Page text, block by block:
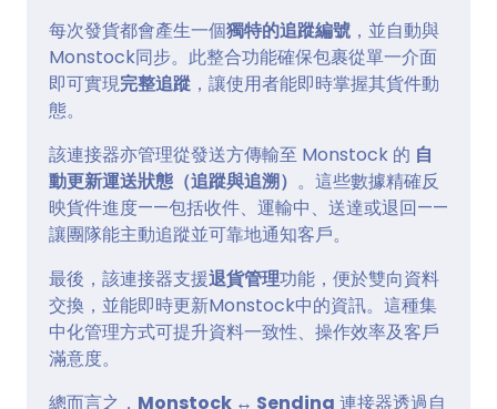
每次發貨都會產生一個獨特的追蹤編號 ，並自動與
Monstock同步。此整合功能確保包裹從單一介面
即可實現完整追蹤 ，讓使用者能即時掌握其貨件動
態。
該連接器亦管理從發送方傳輸至 Monstock 的 自
動更新運送狀態（追蹤與追溯） 。這些數據精確反
映貨件進度——包括收件、運輸中、送達或退回——
讓團隊能主動追蹤並可靠地通知客戶。
最後，該連接器支援退貨管理功能，便於雙向資料
交換，並能即時更新Monstock中的資訊。這種集
中化管理方式可提升資料一致性、操作效率及客戶
滿意度。
總而言之， Monstock ↔ Sending 連接器透過自